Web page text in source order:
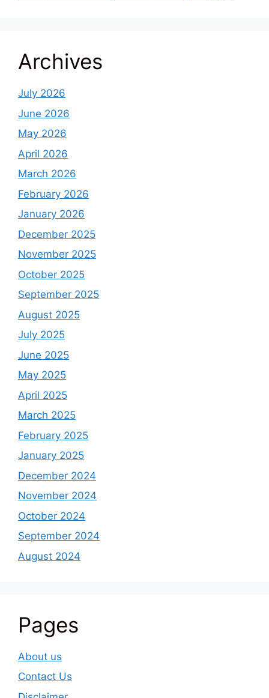
Archives
July 2026
June 2026
May 2026
April 2026
March 2026
February 2026
January 2026
December 2025
November 2025
October 2025
September 2025
August 2025
July 2025
June 2025
May 2025
April 2025
March 2025
February 2025
January 2025
December 2024
November 2024
October 2024
September 2024
August 2024
Pages
About us
Contact Us